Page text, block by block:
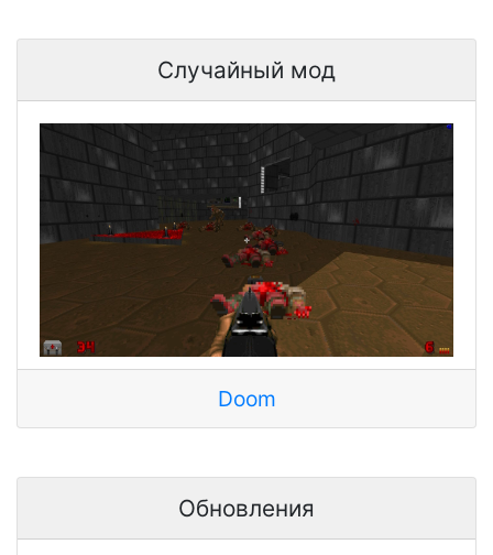
Случайный мод
Doom
Обновления